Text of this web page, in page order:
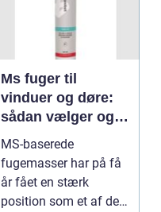
Ms fuger til
vinduer og døre:
sådan vælger og
bruger du dem
rigtigt
MS-baserede
fugemasser har på få
år fået en stærk
position som et af de